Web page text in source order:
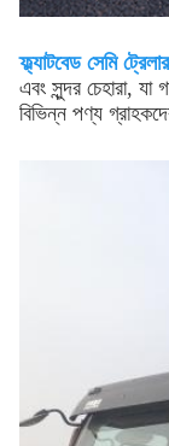
ফ্ল্যাটবেড সেমি ট্রেলার
এবং সুন্দর চেহারা, যা
বিভিন্ন পণ্য